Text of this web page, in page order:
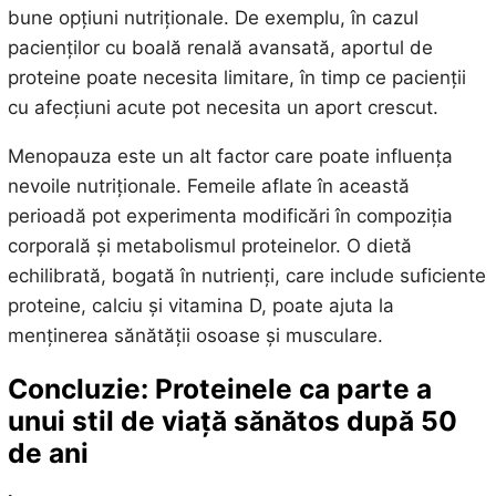
bune opțiuni nutriționale. De exemplu, în cazul
pacienților cu boală renală avansată, aportul de
proteine poate necesita limitare, în timp ce pacienții
cu afecțiuni acute pot necesita un aport crescut.
Menopauza este un alt factor care poate influența
nevoile nutriționale. Femeile aflate în această
perioadă pot experimenta modificări în compoziția
corporală și metabolismul proteinelor. O dietă
echilibrată, bogată în nutrienți, care include suficiente
proteine, calciu și vitamina D, poate ajuta la
menținerea sănătății osoase și musculare.
Concluzie: Proteinele ca parte a
unui stil de viață sănătos după 50
de ani